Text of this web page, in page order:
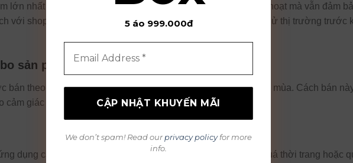
lớn nhất là giá nhập thấp, giúp người bán có thể định giá linh hoạt mà vẫn đảm
với shop mới mở hoặc những người bán hàng online muốn thử thị trường trước
sản phẩm
bán theo combo nhiều màu, combo theo size hoặc combo theo mùa. Cách bán
cảm giác “mua nhiều có lợi” cho khách.
dụng cao, lượng tồn kho thường thấp hơn so với các item quá thời trang hoặc
5 áo 999.000đ
We don’t spam! Read ourprivacy policyfor more
info.